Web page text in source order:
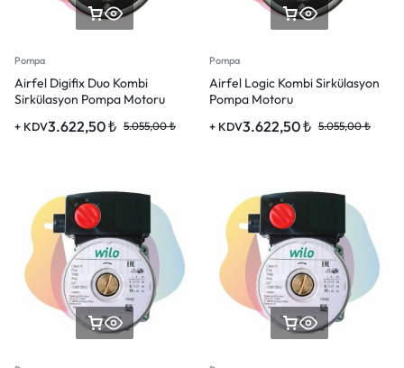
Pompa
Airfel Digifix Duo Kombi
Sirkülasyon Pompa Motoru
3.622,50₺ 5.055,00₺
+ KDV
Pompa
Airfel Logic Kombi Sirkülasyon
Pompa Motoru
3.622,50₺ 5.055,00₺
+ KDV